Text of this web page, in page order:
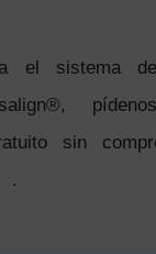
el sistema de
sin
.